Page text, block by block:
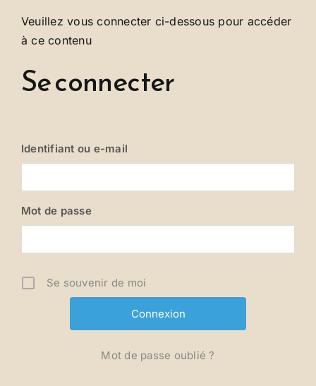
Se connecter
Veuillez vous connecter ci-dessous pour accéder
à ce contenu
Se connecter
Identifiant ou e-mail
Mot de passe
Se souvenir de moi
Mot de passe oublié ?